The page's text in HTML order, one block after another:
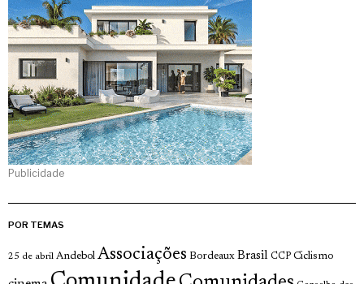
Publicidade
POR TEMAS
25 de abril Andebol Associações Bordeaux Brasil CCP Ciclismo